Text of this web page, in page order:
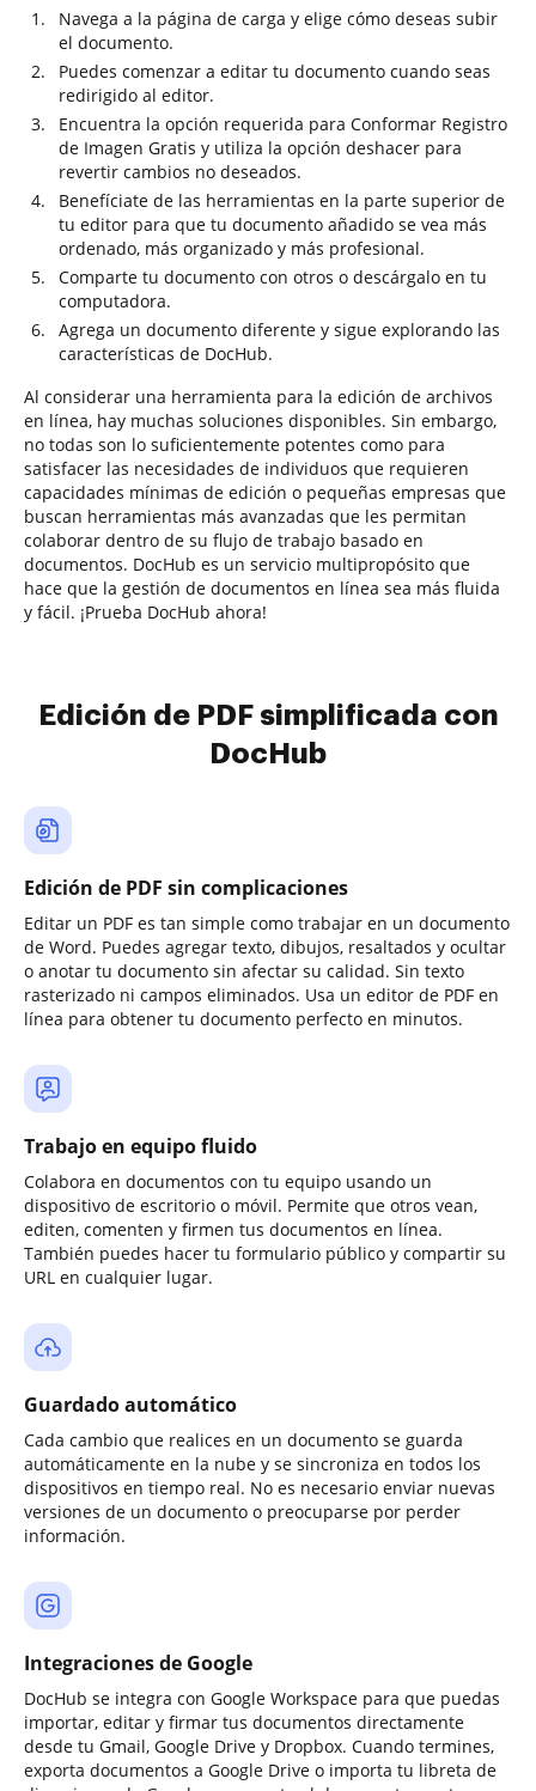
Navega a la página de carga y elige cómo deseas subir
el documento.
Puedes comenzar a editar tu documento cuando seas
redirigido al editor.
Encuentra la opción requerida para Conformar Registro
de Imagen Gratis y utiliza la opción deshacer para
revertir cambios no deseados.
Benefíciate de las herramientas en la parte superior de
tu editor para que tu documento añadido se vea más
ordenado, más organizado y más profesional.
Comparte tu documento con otros o descárgalo en tu
computadora.
Agrega un documento diferente y sigue explorando las
características de DocHub.
Al considerar una herramienta para la edición de archivos
en línea, hay muchas soluciones disponibles. Sin embargo,
no todas son lo suficientemente potentes como para
satisfacer las necesidades de individuos que requieren
capacidades mínimas de edición o pequeñas empresas que
buscan herramientas más avanzadas que les permitan
colaborar dentro de su flujo de trabajo basado en
documentos. DocHub es un servicio multipropósito que
hace que la gestión de documentos en línea sea más fluida
y fácil. ¡Prueba DocHub ahora!
Edición de PDF simplificada con
DocHub
Edición de PDF sin complicaciones
Editar un PDF es tan simple como trabajar en un documento
de Word. Puedes agregar texto, dibujos, resaltados y ocultar
o anotar tu documento sin afectar su calidad. Sin texto
rasterizado ni campos eliminados. Usa un editor de PDF en
línea para obtener tu documento perfecto en minutos.
Trabajo en equipo fluido
Colabora en documentos con tu equipo usando un
dispositivo de escritorio o móvil. Permite que otros vean,
editen, comenten y firmen tus documentos en línea.
También puedes hacer tu formulario público y compartir su
URL en cualquier lugar.
Guardado automático
Cada cambio que realices en un documento se guarda
automáticamente en la nube y se sincroniza en todos los
dispositivos en tiempo real. No es necesario enviar nuevas
versiones de un documento o preocuparse por perder
información.
Integraciones de Google
DocHub se integra con Google Workspace para que puedas
importar, editar y firmar tus documentos directamente
desde tu Gmail, Google Drive y Dropbox. Cuando termines,
exporta documentos a Google Drive o importa tu libreta de